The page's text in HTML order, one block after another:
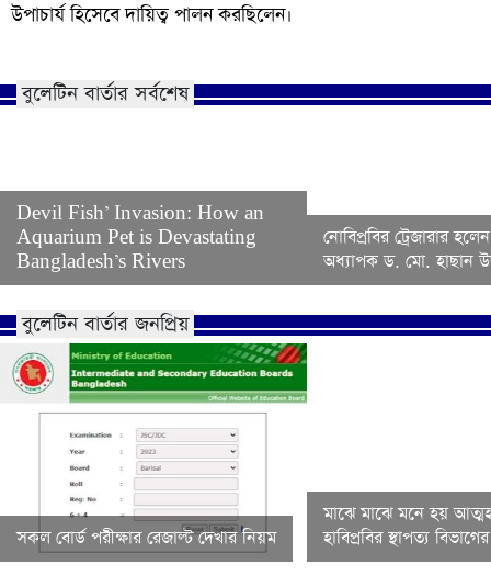
উপাচার্য হিসেবে দায়িত্ব পালন করছিলেন।
বুলেটিন বার্তার সর্বশেষ
Devil Fish’ Invasion: How an
Aquarium Pet is Devastating
Bangladesh’s Rivers
নোবিপ্রবির ট্রেজারার
অধ্যাপক ড. মো. হাছান
বুলেটিন বার্তার জনপ্রিয়
সকল বোর্ড পরীক্ষার রেজাল্ট দেখার নিয়ম
মাঝে মাঝে মনে হয়
হাবিপ্রবির স্থাপত্য